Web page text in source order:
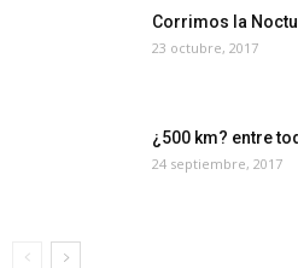
Corrimos la
23 octubre, 2017
¿500 km? entre
24 septiembre, 2017